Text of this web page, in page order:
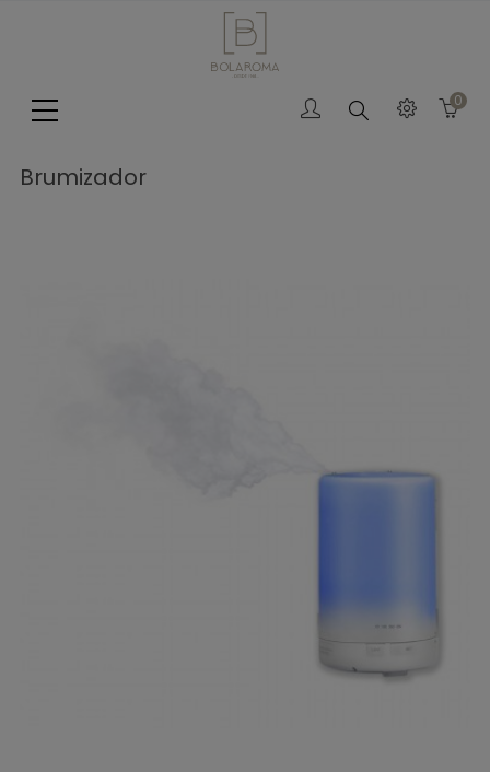
Search 0
Brumizador